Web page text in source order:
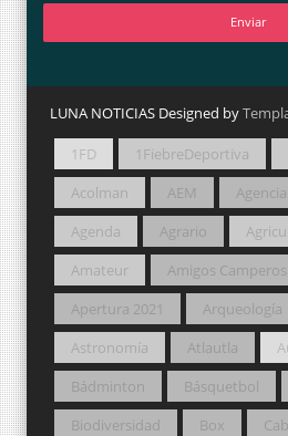
LUNA NOTICIAS Designed by
1FD 1FiebreDeportiva
Acolman
AEM
Agenda
Agrario
Amateur
Amigos Camperos
Apertura 2021
Arqueología
Astronomía
Atlautla
Bádminton
Básquetbol
Biodiversidad
Box